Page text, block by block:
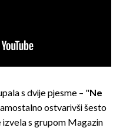
s dvije pjesme – "Ne
ostvarivši šesto
izvela s grupom Magazin